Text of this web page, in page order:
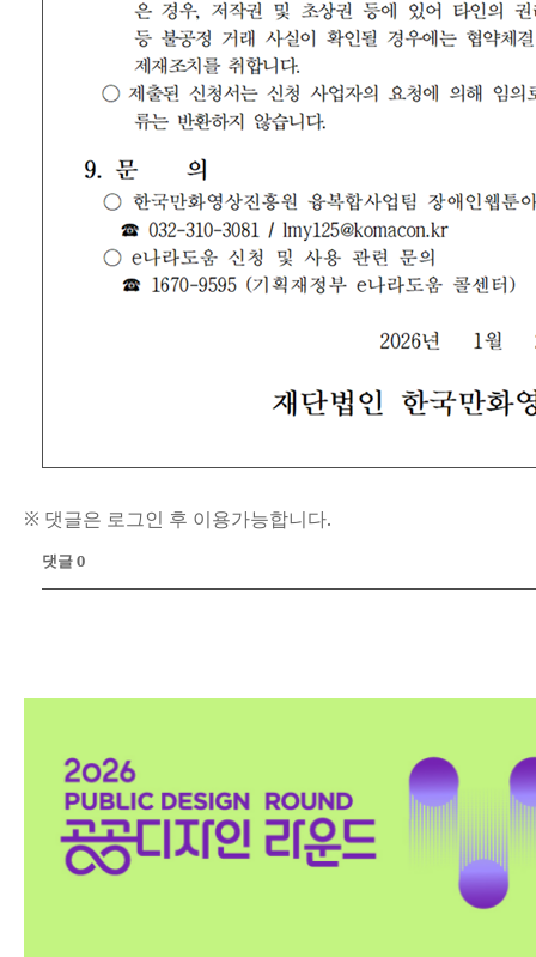
※ 댓글은 로그인 후 이용가능합니다.
댓글 0